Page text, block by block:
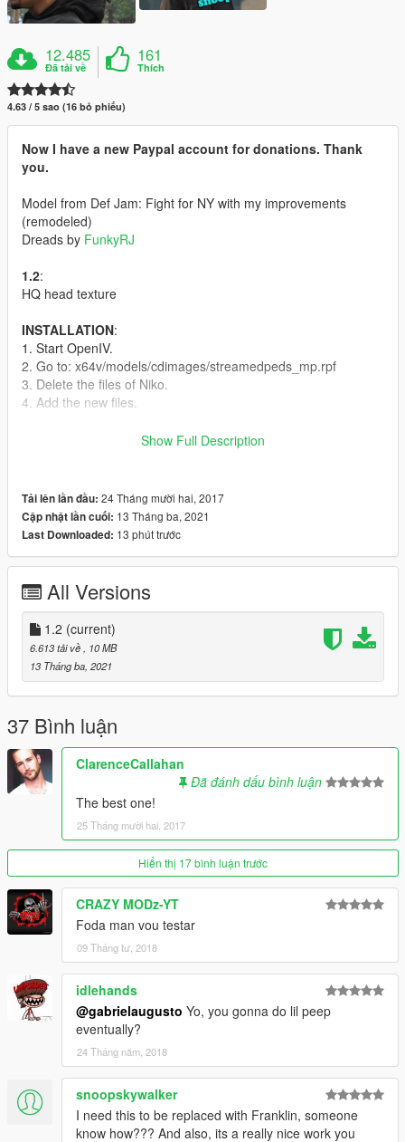
12.485
Đã tải về
161
Thích
4.63 / 5 sao (16 bỏ phiếu)
Now I have a new Paypal account for donations. Thank
you.
Model from Def Jam: Fight for NY with my improvements
(remodeled)
Dreads by FunkyRJ
1.2:
HQ head texture
INSTALLATION:
1. Start OpenIV.
2. Go to: x64v/models/cdimages/streamedpeds_mp.rpf
3. Delete the files of Niko.
4. Add the new files.
Use this mod to use Peds as Add-Ons
Show Full Description
Tải lên lần đầu: 24 Tháng mười hai, 2017
Cập nhật lần cuối: 13 Tháng ba, 2021
Last Downloaded: 13 phút trước
All Versions
1.2 (current)
6.613 tải về
, 10 MB
13 Tháng ba, 2021
37 Bình luận
ClarenceCallahan
Đã đánh dấu bình luận
The best one!
25 Tháng mười hai, 2017
Hiển thị 17 bình luận trước
CRAZY MODz-YT
Foda man vou testar
09 Tháng tư, 2018
idlehands
@gabrielaugusto Yo, you gonna do lil peep
eventually?
24 Tháng năm, 2018
snoopskywalker
I need this to be replaced with Franklin, someone
know how??? And also, its a really nice work you